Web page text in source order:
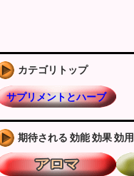
カテゴリトップ
サプリメントとハーブ
期待される 効能 効果 効用